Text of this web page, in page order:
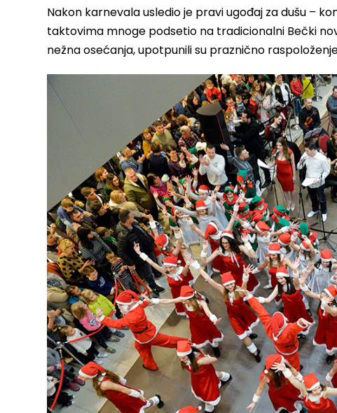
Nakon karnevala usledio je pravi ugođaj za dušu –
taktovima mnoge podsetio na tradicionalni Bečki
nežna osećanja, upotpunili su praznično